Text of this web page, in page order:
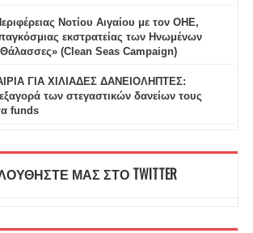
Νοτίου Αιγαίου με τον ΟΗΕ,
εκστρατείας των Ηνωμένων
(Clean Seas Campaign)
ΓΙΑ ΧΙΛΙΑΔΕΣ ΔΑΝΕΙΟΛΗΠΤΕΣ:
των στεγαστικών δανείων τους
funds
ΜΑΣ ΣΤΟ TWITTER